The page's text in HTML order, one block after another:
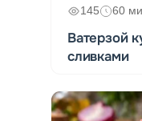
145 60
Ватерзой
сливками